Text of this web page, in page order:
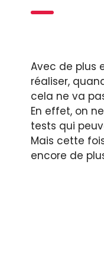
Avec de plus
réaliser,
cela ne va
En effet, on
tests qui
Mais cette
encore de